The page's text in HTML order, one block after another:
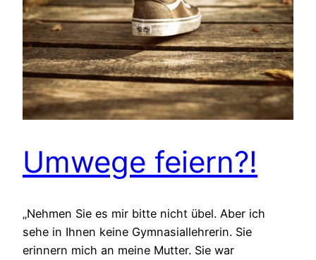
Umwege feiern?!
„Nehmen Sie es mir bitte nicht übel. Aber ich
sehe in Ihnen keine Gymnasiallehrerin. Sie
erinnern mich an meine Mutter. Sie war